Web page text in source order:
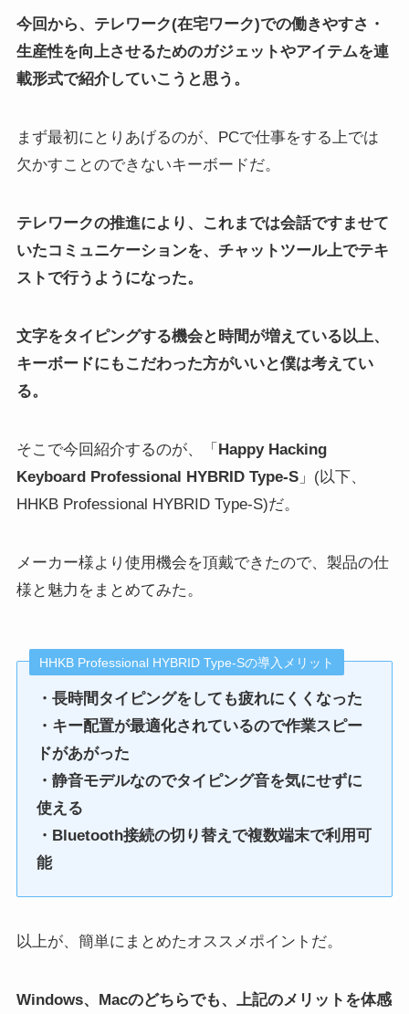
今回から、テレワーク(在宅ワーク)での働きやすさ・
生産性を向上させるためのガジェットやアイテムを連
載形式で紹介していこうと思う。
まず最初にとりあげるのが、PCで仕事をする上では
欠かすことのできないキーボードだ。
テレワークの推進により、これまでは会話ですませて
いたコミュニケーションを、チャットツール上でテキ
ストで行うようになった。
文字をタイピングする機会と時間が増えている以上、
キーボードにもこだわった方がいいと僕は考えてい
る。
そこで今回紹介するのが、「 Happy Hacking
Keyboard Professional HYBRID Type-S」(以下、
HHKB Professional HYBRID Type-S)だ。
メーカー様より使用機会を頂戴できたので、製品の仕
様と魅力をまとめてみた。
HHKB Professional HYBRID Type-Sの導入メリット
・長時間タイピングをしても疲れにくくなった
・キー配置が最適化されているので作業スピー
ドがあがった
・静音モデルなのでタイピング音を気にせずに
使える
・Bluetooth接続の切り替えで複数端末で利用可
能
以上が、簡単にまとめたオススメポイントだ。
Windows、Macのどちらでも、上記のメリットを体感